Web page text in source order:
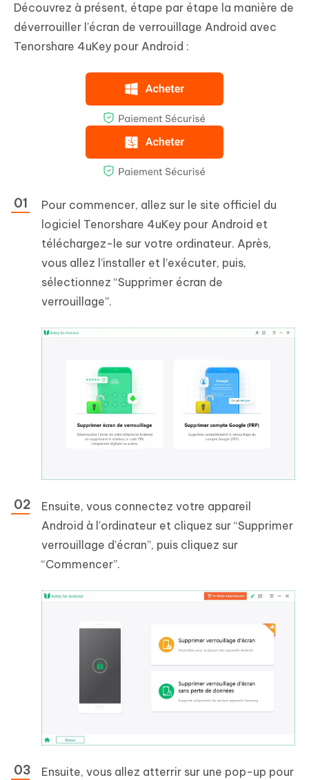
Découvrez à présent, étape par étape la manière de
déverrouiller l'écran de verrouillage Android avec
Tenorshare 4uKey pour Android :
Pour commencer, allez sur le site officiel du
logiciel Tenorshare 4uKey pour Android et
téléchargez-le sur votre ordinateur. Après,
vous allez l’installer et l’exécuter, puis,
sélectionnez “Supprimer écran de
verrouillage”.
Ensuite, vous connectez votre appareil
Android à l'ordinateur et cliquez sur “Supprimer
verrouillage d’écran”, puis cliquez sur
“Commencer”.
Ensuite, vous allez atterrir sur une pop-up pour